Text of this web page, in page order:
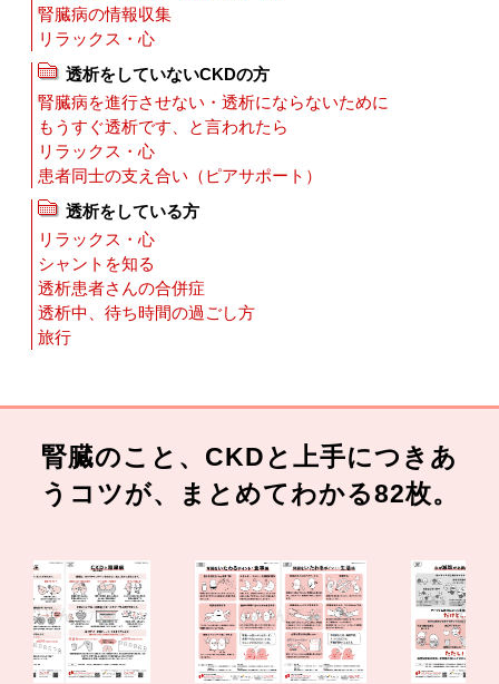
腎臓病の情報収集
リラックス・心
透析をしていないCKDの方
腎臓病を進行させない・透析にならないために
もうすぐ透析です、と言われたら
リラックス・心
患者同士の支え合い（ピアサポート）
透析をしている方
リラックス・心
シャントを知る
透析患者さんの合併症
透析中、待ち時間の過ごし方
旅行
腎臓のこと、CKDと上手につきあ
うコツが、まとめてわかる82枚。